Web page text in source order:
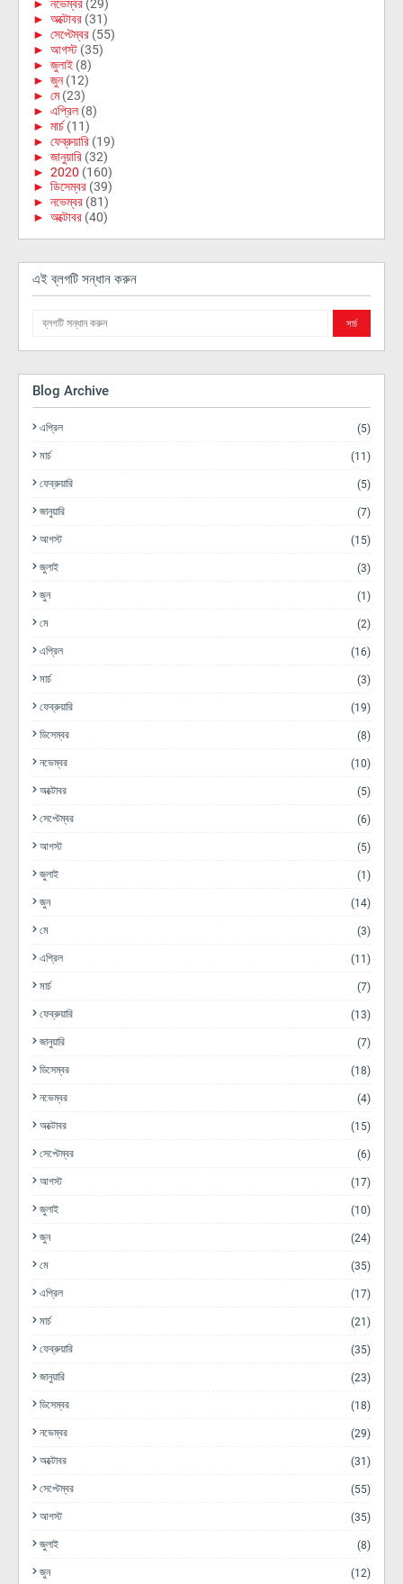
► নভেম্বর (29)
► অক্টোবর (31)
► সেপ্টেম্বর (55)
► আগস্ট (35)
► জুলাই (8)
► জুন (12)
► মে (23)
► এপ্রিল (8)
► মার্চ (11)
► ফেব্রুয়ারি (19)
► জানুয়ারি (32)
► 2020 (160)
► ডিসেম্বর (39)
► নভেম্বর (81)
► অক্টোবর (40)
এই ব্লগটি সন্ধান করুন
Blog Archive
এপ্রিল (5)
মার্চ (11)
ফেব্রুয়ারি (5)
জানুয়ারি (7)
আগস্ট (15)
জুলাই (3)
জুন (1)
মে (2)
এপ্রিল (16)
মার্চ (3)
ফেব্রুয়ারি (19)
ডিসেম্বর (8)
নভেম্বর (10)
অক্টোবর (5)
সেপ্টেম্বর (6)
আগস্ট (5)
জুলাই (1)
জুন (14)
মে (3)
এপ্রিল (11)
মার্চ (7)
ফেব্রুয়ারি (13)
জানুয়ারি (7)
ডিসেম্বর (18)
নভেম্বর (4)
অক্টোবর (15)
সেপ্টেম্বর (6)
আগস্ট (17)
জুলাই (10)
জুন (24)
মে (35)
এপ্রিল (17)
মার্চ (21)
ফেব্রুয়ারি (35)
জানুয়ারি (23)
ডিসেম্বর (18)
নভেম্বর (29)
অক্টোবর (31)
সেপ্টেম্বর (55)
আগস্ট (35)
জুলাই (8)
জুন (12)